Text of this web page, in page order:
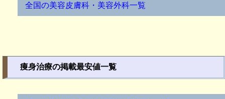
全国の美容皮膚科・美容外科一覧
痩身治療の掲載最安値一覧